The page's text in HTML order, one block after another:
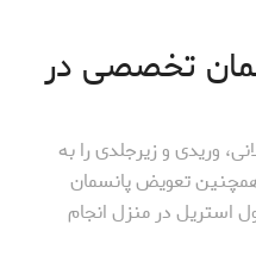
تخصصی در
وریدی و زیرجلدی را به
تعویض پانسمان
استریل در منزل انجام